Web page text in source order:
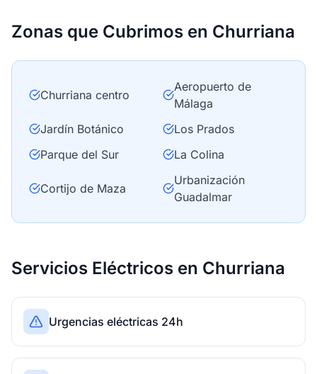
Zonas que Cubrimos en Churriana
Churriana centro
Aeropuerto de
Málaga
Jardín Botánico
Los Prados
Parque del Sur
La Colina
Cortijo de Maza
Urbanización
Guadalmar
Servicios Eléctricos en Churriana
Urgencias eléctricas 24h